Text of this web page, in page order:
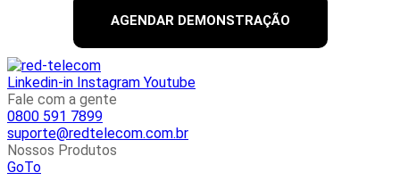
Linkedin-in Instagram Youtube
Fale com a gente
0800 591 7899
suporte@redtelecom.com.br
Nossos Produtos
GoTo